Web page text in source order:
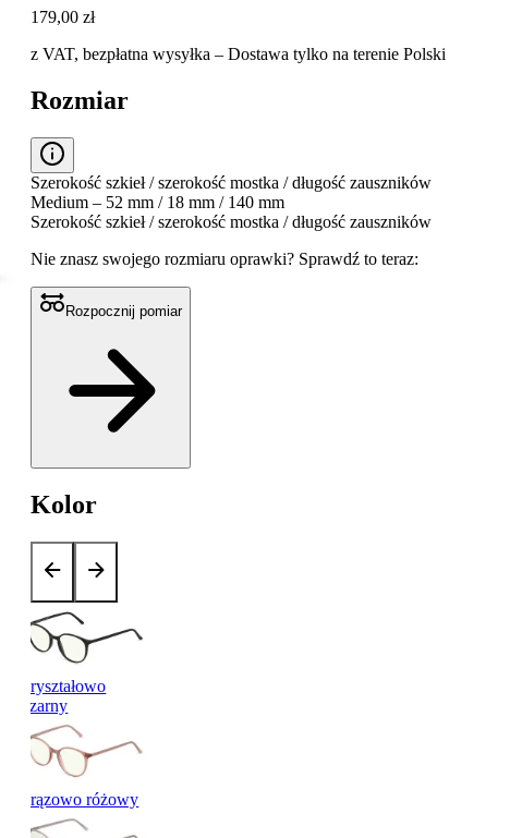
179,00 zł
z VAT,bezpłatna wysyłka – Dostawa tylko na terenie Polski
Rozmiar
Szerokość szkieł / szerokość mostka / długość zauszników
Medium – 52 mm / 18 mm / 140 mm
Szerokość szkieł / szerokość mostka / długość zauszników
Nie znasz swojego rozmiaru oprawki? Sprawdź to teraz:
Rozpocznij pomiar
Kolor
kryształowo
czarny
brązowo różowy